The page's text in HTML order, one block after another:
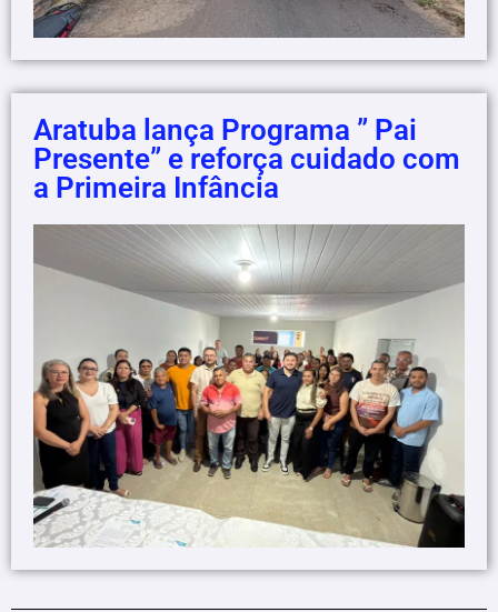
Aratuba lança Programa ” Pai
Presente” e reforça cuidado com
a Primeira Infância